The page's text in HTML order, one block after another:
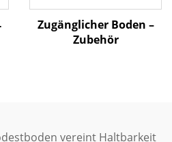
Zugänglicher Boden –
Zubehör
vereint Haltbarkeit